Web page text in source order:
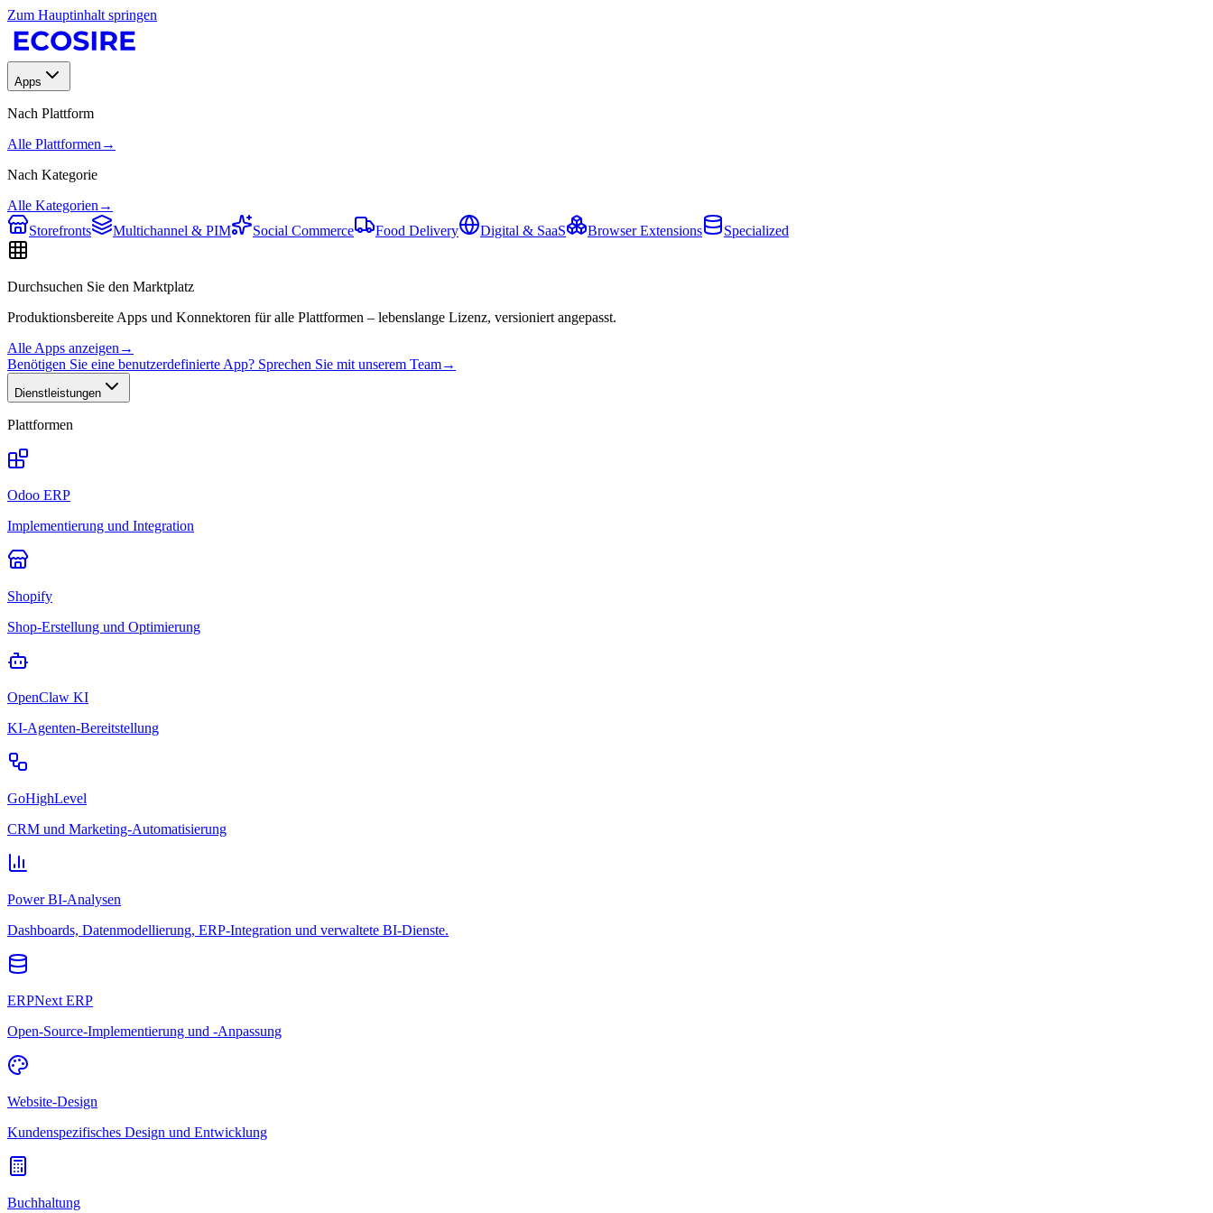
Zum Hauptinhalt springen
Apps
Nach Plattform
Alle Plattformen →
Nach Kategorie
Alle Kategorien →
Storefronts
Multichannel & PIM Social Commerce Food Delivery Digital & SaaS Browser Extensions Specialized
Durchsuchen Sie den Marktplatz
Produktionsbereite Apps und Konnektoren für alle Plattformen – lebenslange Lizenz, versioniert angepasst.
Alle Apps anzeigen →
Benötigen Sie eine benutzerdefinierte App? Sprechen Sie mit unserem Team→
Dienstleistungen
Plattformen
Odoo ERP
Implementierung und Integration
Shopify
Shop-Erstellung und Optimierung
OpenClaw KI
KI-Agenten-Bereitstellung
GoHighLevel
CRM und Marketing-Automatisierung
Power BI-Analysen
Dashboards, Datenmodellierung, ERP-Integration und verwaltete BI-Dienste.
ERPNext ERP
Open-Source-Implementierung und -Anpassung
Website-Design
Kundenspezifisches Design und Entwicklung
Buchhaltung